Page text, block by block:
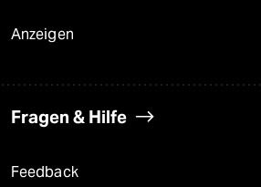
Anzeigen
Fragen & Hilfe
Feedback